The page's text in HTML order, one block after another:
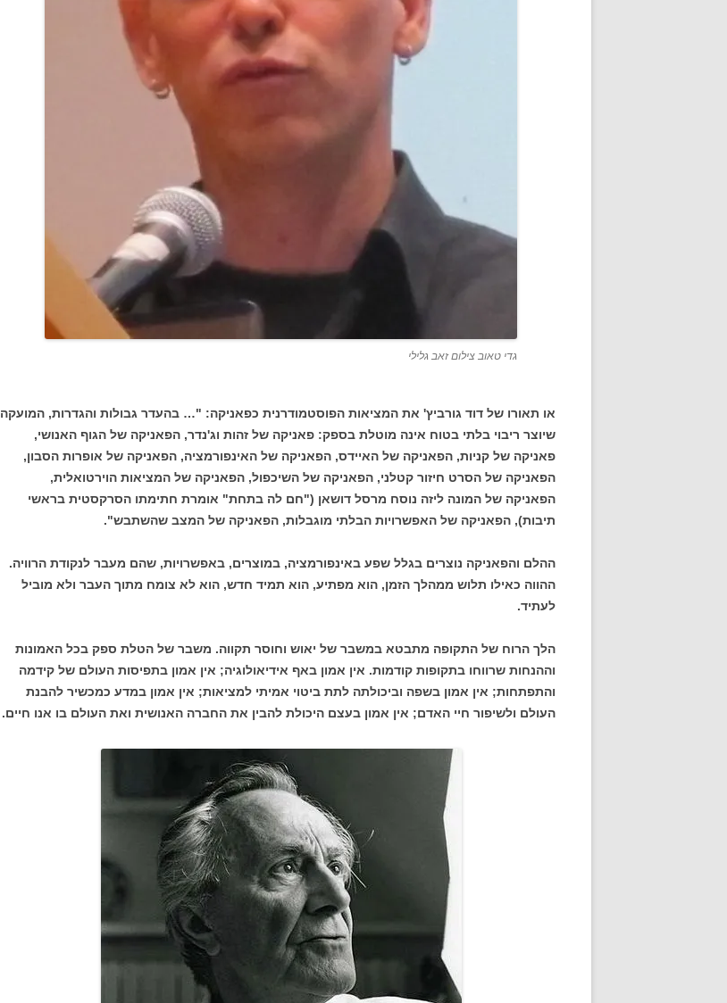
גדי טאוב צילום זאב גלילי
או תאורו של דוד גורביץ' את המציאות הפוסטמודרנית כפאניקה: "… בהעדר גבולות והגדרות, המועקה
שיוצר ריבוי בלתי בטוח אינה מוטלת בספק: פאניקה של זהות וג'נדר, הפאניקה של הגוף האנושי,
פאניקה של קניות, הפאניקה של האיידס, הפאניקה של האינפורמציה, הפאניקה של אופרות הסבון,
הפאניקה של הסרט חיזור קטלני, הפאניקה של השיכפול, הפאניקה של המציאות הוירטואלית,
הפאניקה של המונה ליזה נוסח מרסל דושאן ("חם לה בתחת" אומרת חתימתו הסרקסטית בראשי
תיבות), הפאניקה של האפשרויות הבלתי מוגבלות, הפאניקה של המצב שהשתבש".
ההלם והפאניקה נוצרים בגלל שפע באינפורמציה, במוצרים, באפשרויות, שהם מעבר לנקודת הרוויה.
ההווה כאילו תלוש ממהלך הזמן, הוא מפתיע, הוא תמיד חדש, הוא לא צומח מתוך העבר ולא מוביל
לעתיד.
הלך הרוח של התקופה מתבטא במשבר של יאוש וחוסר תקווה. משבר של הטלת ספק בכל האמונות
וההנחות שרווחו בתקופות קודמות. אין אמון באף אידיאולוגיה; אין אמון בתפיסות העולם של קידמה
והתפתחות; אין אמון בשפה וביכולתה לתת ביטוי אמיתי למציאות; אין אמון במדע כמכשיר להבנת
העולם ולשיפור חיי האדם; אין אמון בעצם היכולת להבין את החברה האנושית ואת העולם בו אנו חיים.